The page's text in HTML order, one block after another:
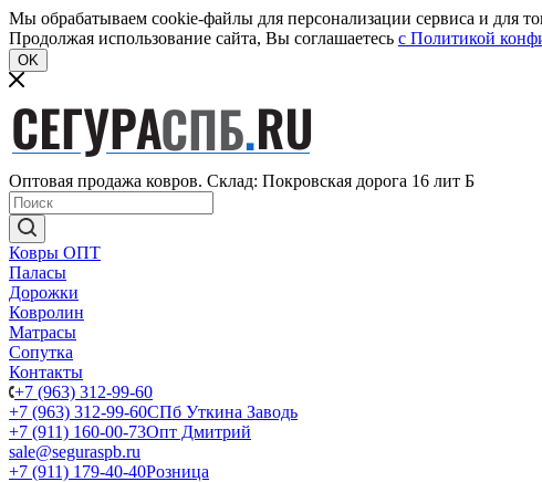
Мы обрабатываем cookie-файлы для персонализации сервиса и для
Продолжая использование сайта, Вы соглашаетесь c Политикой
OK
Оптовая продажа ковров. Склад: Покровская дорога 16 лит Б
Ковры ОПТ
Паласы
Дорожки
Ковролин
Матрасы
Сопутка
Контакты
+7 (963) 312-99-60
+7 (963) 312-99-60СПб Уткина Заводь
+7 (911) 160-00-73Опт Дмитрий
sale@seguraspb.ru
+7 (911) 179-40-40Розница